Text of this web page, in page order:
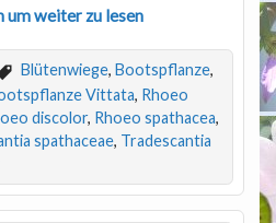
um weiter zu lesen
Blütenwiege, Bootspflanze,
Vittata, Rhoeo
discolor, Rhoeo spathacea,
spathaceae, Tradescantia